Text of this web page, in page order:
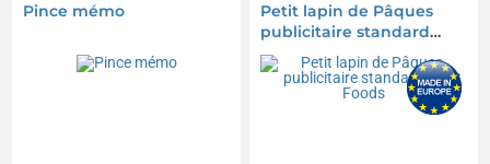
Pince mémo
Petit lapin de Pâques
publicitaire standard
Kraft Foods